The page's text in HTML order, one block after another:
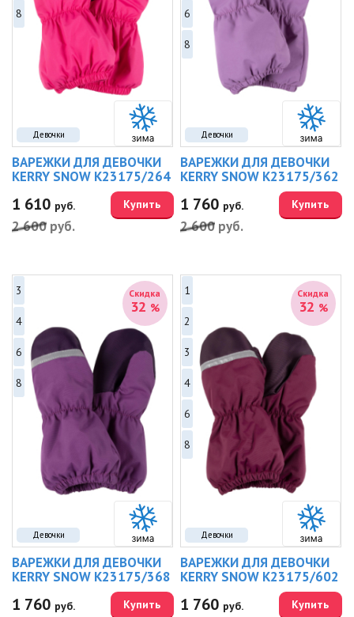
Девочки
8
ВАРЕЖКИ ДЛЯ ДЕВОЧКИ
KERRY SNOW K23175/264
1 610 руб.
2 600 руб.
Купить
Девочки
6
8
ВАРЕЖКИ ДЛЯ ДЕВОЧКИ
KERRY SNOW K23175/362
1 760 руб.
2 600 руб.
Купить
Девочки
Скидка
32 %
3
4
6
8
ВАРЕЖКИ ДЛЯ ДЕВОЧКИ
KERRY SNOW K23175/368
1 760 руб. Купить
Девочки
Скидка
32 %
1
2
3
4
6
8
ВАРЕЖКИ ДЛЯ ДЕВОЧКИ
KERRY SNOW K23175/602
1 760 руб. Купить